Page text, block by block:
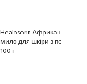
Healpsorin Африканське
мило для шкіри з
100 г